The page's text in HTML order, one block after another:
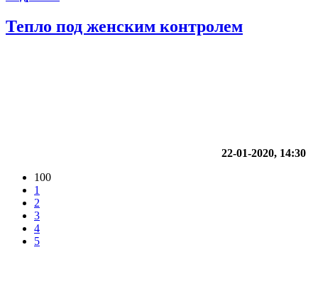
Тепло под женским контролем
22-01-2020, 14:30
100
1
2
3
4
5